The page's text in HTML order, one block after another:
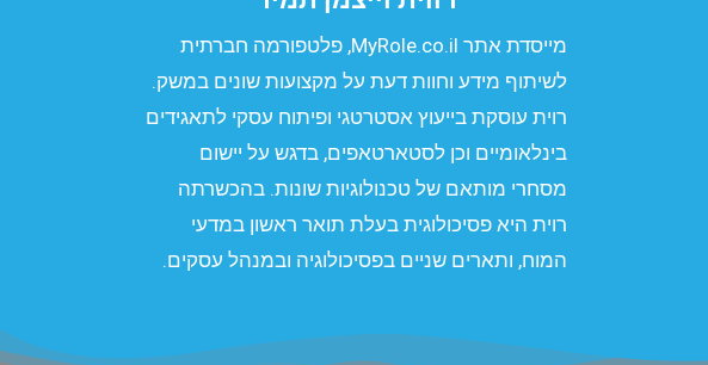
מייסדת אתר MyRole.co.il, פלטפורמה חברתית
לשיתוף מידע וחוות דעת על מקצועות שונים במשק.
רוית עוסקת בייעוץ אסטרטגי ופיתוח עסקי לתאגידים
בינלאומיים וכן לסטארטאפים, בדגש על יישום
מסחרי מותאם של טכנולוגיות שונות. בהכשרתה
רוית היא פסיכולוגית בעלת תואר ראשון במדעי
המוח, ותארים שניים בפסיכולוגיה ובמנהל עסקים.